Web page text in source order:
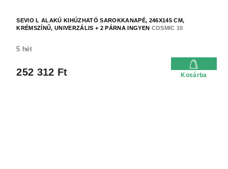
SEVIO L ALAKÚ KIHÚZHATÓ SAROKKANAPÉ, 246X145 CM,
KRÉMSZÍNŰ, UNIVERZÁLIS + 2 PÁRNA INGYEN COSMIC 10
5 hét
252 312 Ft Kosárba